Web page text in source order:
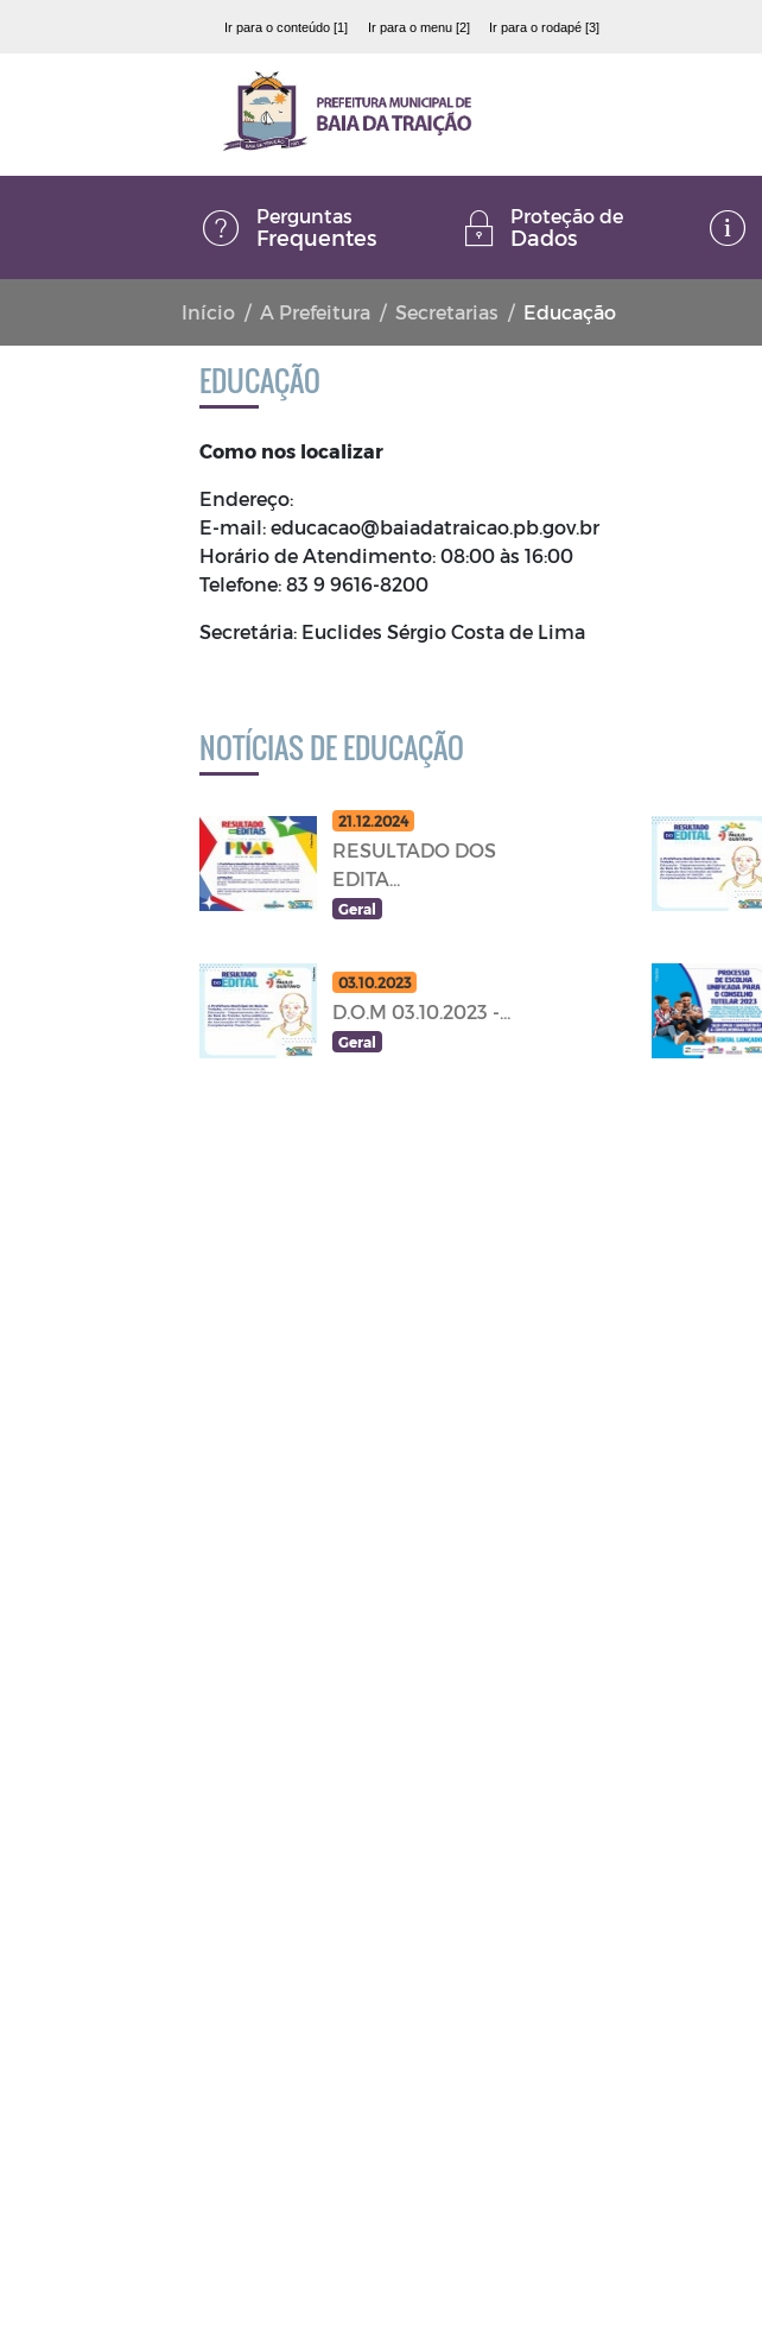
Ir para o conteúdo [1] Ir para o menu [2] Ir para o rodapé [3]
Perguntas
Frequentes
Proteção de
Dados
Início A Prefeitura Secretarias Educação
EDUCAÇÃO
Como nos localizar
Endereço:
E-mail: educacao@baiadatraicao.pb.gov.br
Horário de Atendimento: 08:00 às 16:00
Telefone: 83 9 9616-8200
Secretária: Euclides Sérgio Costa de Lima
NOTÍCIAS DE EDUCAÇÃO
21.12.2024
RESULTADO DOS
EDITA...
Geral
03.10.2023
D.O.M 03.10.2023 -...
Geral